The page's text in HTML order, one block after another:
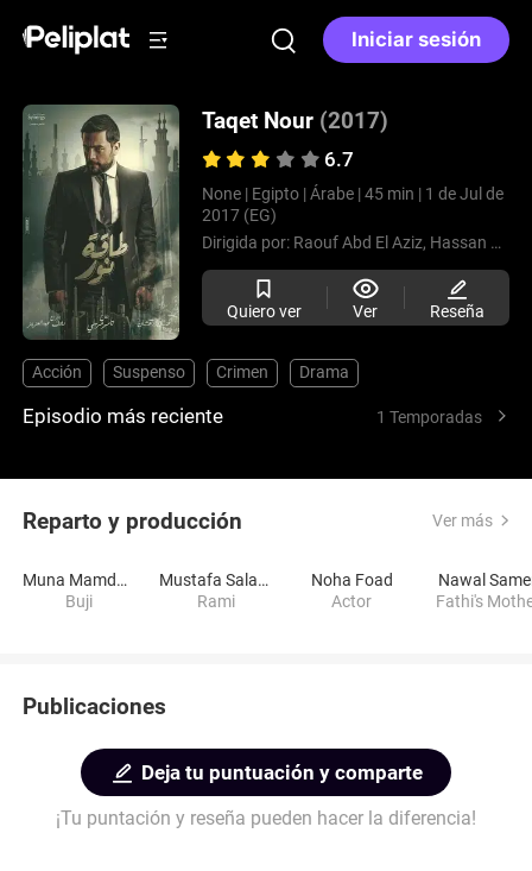
Iniciar sesión
Taqet Nour (2017)
6.7
None | Egipto | Árabe | 45 min | 1 de Jul de
2017 (EG)
Dirigida por: Raouf Abd El Aziz, Hassan Mansour,
Quiero ver Ver Reseña
Acción Suspenso Crimen Drama
Episodio más reciente 1 Temporadas
Reparto y producción Ver más
Muna Mamdooh
Buji
Mustafa Salama
Rami
Noha Foad
Actor
Nawal
Fathi's
Publicaciones
Deja tu puntuación y comparte
¡Tu puntación y reseña pueden hacer la diferencia!